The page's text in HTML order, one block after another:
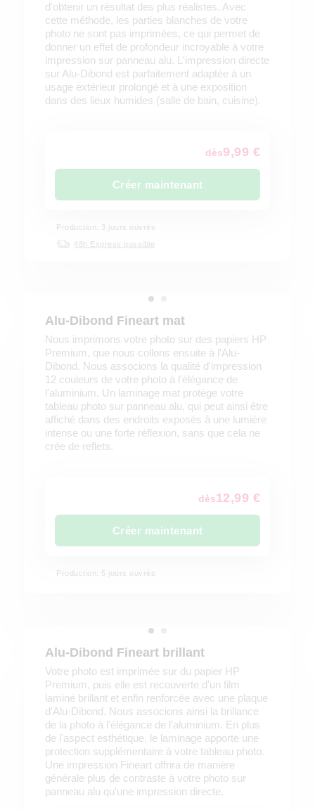
d'obtenir un résultat des plus réalistes. Avec
cette méthode, les parties blanches de votre
photo ne sont pas imprimées, ce qui permet de
donner un effet de profondeur incroyable à votre
impression sur panneau alu. L'impression directe
sur Alu-Dibond est parfaitement adaptée à un
usage extérieur prolongé et à une exposition
dans des lieux humides (salle de bain, cuisine).
dès9,99 €
Créer maintenant
Production: 3 jours ouvrés
48h Express possible
Alu-Dibond Fineart mat
Nous imprimons votre photo sur des papiers HP
Premium, que nous collons ensuite à l'Alu-
Dibond. Nous associons la qualité d'impression
12 couleurs de votre photo à l'élégance de
l'aluminium. Un laminage mat protège votre
tableau photo sur panneau alu, qui peut ainsi être
affiché dans des endroits exposés à une lumière
intense ou une forte réflexion, sans que cela ne
crée de reflets.
dès12,99 €
Créer maintenant
Production: 5 jours ouvrés
Alu-Dibond Fineart brillant
Votre photo est imprimée sur du papier HP
Premium, puis elle est recouverte d'un film
laminé brillant et enfin renforcée avec une plaque
d'Alu-Dibond. Nous associons ainsi la brillance
de la photo à l'élégance de l'aluminium. En plus
de l'aspect esthétique, le laminage apporte une
protection supplémentaire à votre tableau photo.
Une impression Fineart offrira de manière
générale plus de contraste à votre photo sur
panneau alu qu'une impression directe.